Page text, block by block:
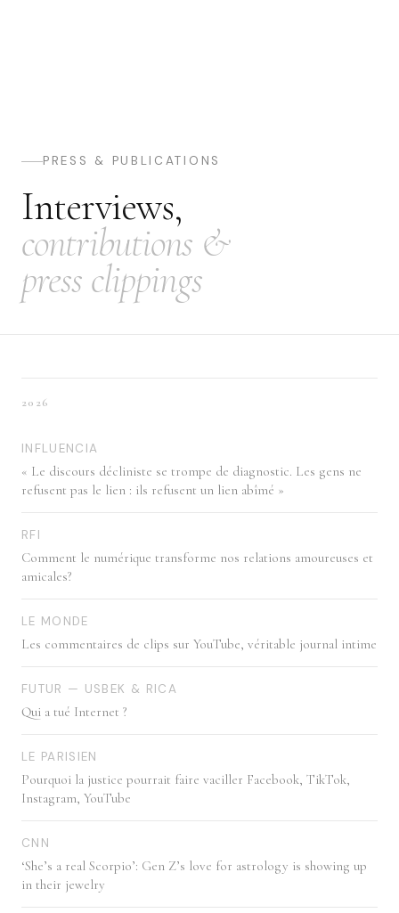
PRESS & PUBLICATIONS
Interviews,
contributions &
press clippings
2026
INFLUENCIA
« Le discours décliniste se trompe de diagnostic. Les gens ne
refusent pas le lien : ils refusent un lien abîmé »
RFI
Comment le numérique transforme nos relations amoureuses et
amicales?
LE MONDE
Les commentaires de clips sur YouTube, véritable journal intime
FUTUR — USBEK & RICA
Qui a tué Internet ?
LE PARISIEN
Pourquoi la justice pourrait faire vaciller Facebook, TikTok,
Instagram, YouTube
CNN
‘She’s a real Scorpio’: Gen Z’s love for astrology is showing up
in their jewelry